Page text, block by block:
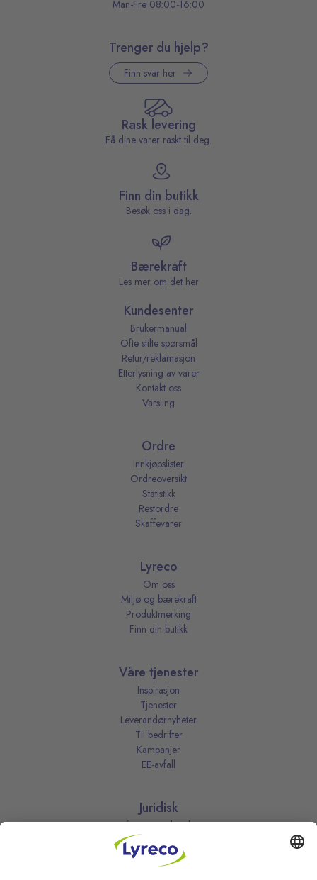
Man-Fre 08:00-16:00
Trenger du hjelp?
Finn svar her
Rask levering
Få dine varer raskt til deg.
Finn din butikk
Besøk oss i dag.
Bærekraft
Les mer om det her
Kundesenter
Brukermanual
Ofte stilte spørsmål
Retur/reklamasjon
Etterlysning av varer
Kontakt oss
Varsling
Ordre
Innkjøpslister
Ordreoversikt
Statistikk
Restordre
Skaffevarer
Lyreco
Om oss
Miljø og bærekraft
Produktmerking
Finn din butikk
Våre tjenester
Inspirasjon
Tjenester
Leverandørnyheter
Til bedrifter
Kampanjer
EE-avfall
Juridisk
Informasjonskapsler
Kjøpsbetingelser
Personvernerklæring
Vilkår